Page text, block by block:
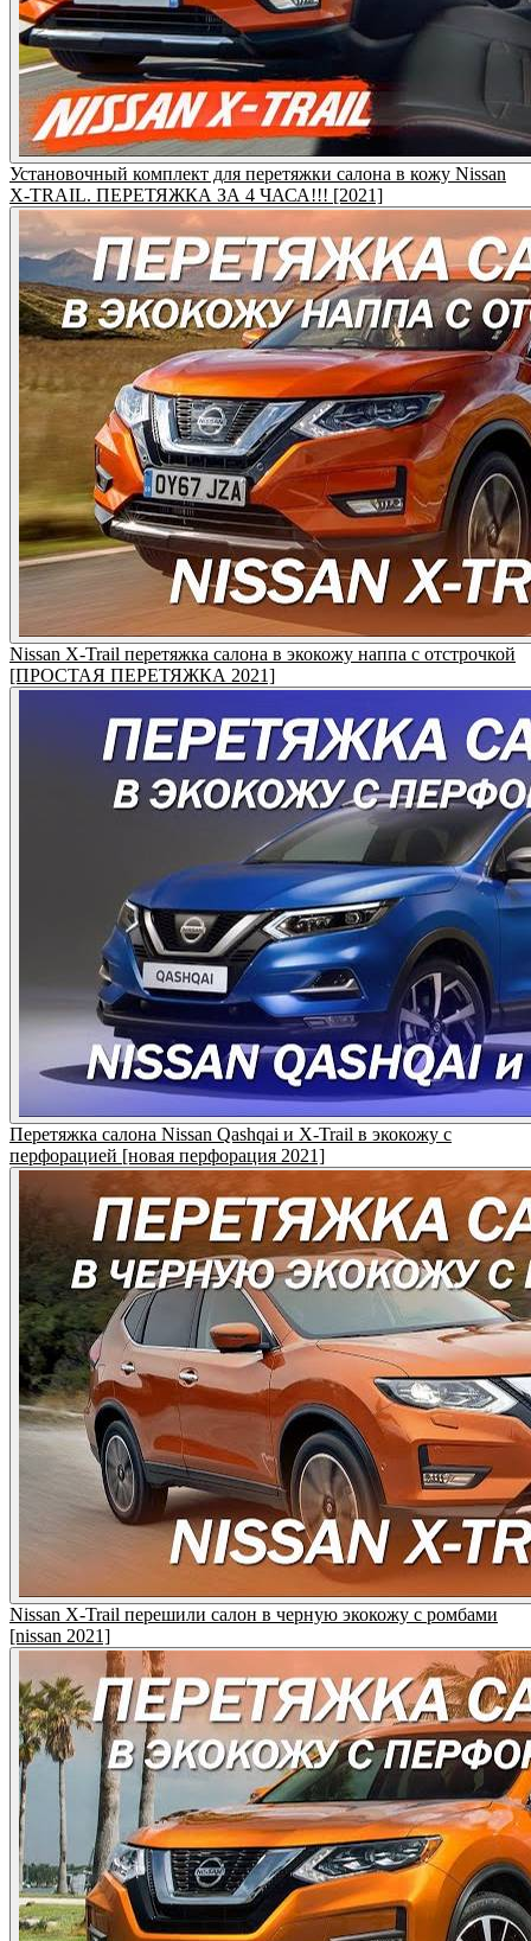
Установочный комплект для перетяжки салона в кожу Nissan
X-TRAIL. ПЕРЕТЯЖКА ЗА 4 ЧАСА!!! [2021]
Nissan X-Trail перетяжка салона в экокожу наппа с отстрочкой
[ПРОСТАЯ ПЕРЕТЯЖКА 2021]
Перетяжка салона Nissan Qashqai и X-Trail в экокожу с
перфорацией [новая перфорация 2021]
Nissan X-Trail перешили салон в черную экокожу с ромбами
[nissan 2021]